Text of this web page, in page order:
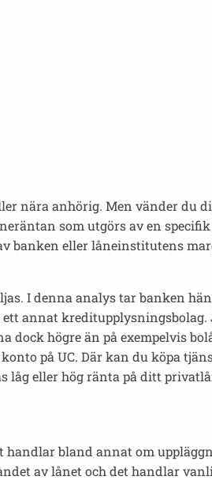
nära anhörig. Men vänder du
som utgörs av en
banken eller låneinstitutens
I denna analys tar banken
annat
högre än på exempelvis
på UC. Där kan du köpa
låg eller hög ränta på ditt
bland annat om
av lånet och det handlar